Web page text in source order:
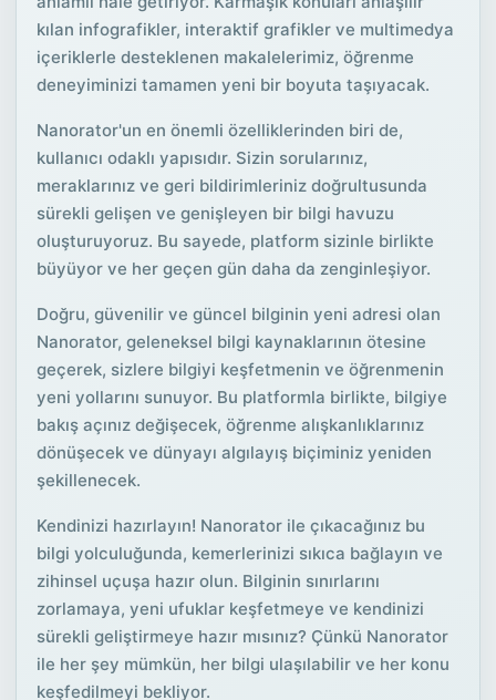
kılan infografikler, interaktif grafikler ve multimedya
içeriklerle desteklenen makalelerimiz, öğrenme
deneyiminizi tamamen yeni bir boyuta taşıyacak.
Nanorator'un en önemli özelliklerinden biri de,
kullanıcı odaklı yapısıdır. Sizin sorularınız,
meraklarınız ve geri bildirimleriniz doğrultusunda
sürekli gelişen ve genişleyen bir bilgi havuzu
oluşturuyoruz. Bu sayede, platform sizinle birlikte
büyüyor ve her geçen gün daha da zenginleşiyor.
Doğru, güvenilir ve güncel bilginin yeni adresi olan
Nanorator, geleneksel bilgi kaynaklarının ötesine
geçerek, sizlere bilgiyi keşfetmenin ve öğrenmenin
yeni yollarını sunuyor. Bu platformla birlikte, bilgiye
bakış açınız değişecek, öğrenme alışkanlıklarınız
dönüşecek ve dünyayı algılayış biçiminiz yeniden
şekillenecek.
Kendinizi hazırlayın! Nanorator ile çıkacağınız bu
bilgi yolculuğunda, kemerlerinizi sıkıca bağlayın ve
zihinsel uçuşa hazır olun. Bilginin sınırlarını
zorlamaya, yeni ufuklar keşfetmeye ve kendinizi
sürekli geliştirmeye hazır mısınız? Çünkü Nanorator
ile her şey mümkün, her bilgi ulaşılabilir ve her konu
keşfedilmeyi bekliyor.